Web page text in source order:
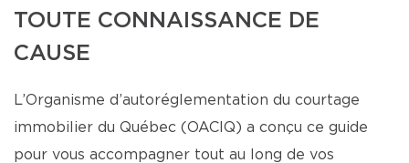
TOUTE CONNAISSANCE DE
CAUSE
L’Organisme d’autoréglementation du courtage
immobilier du Québec (OACIQ) a conçu ce guide
pour vous accompagner tout au long de vos